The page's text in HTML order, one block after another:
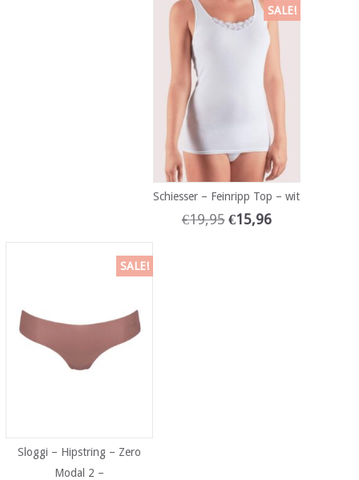
SALE!
Schiesser – Feinripp Top – wit
€19,95 €15,96
SALE!
Sloggi – Hipstring – Zero
Modal 2 –